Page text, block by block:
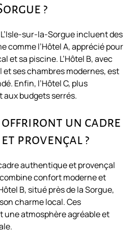
?
sur-la-Sorgue incluent des
comme l’Hôtel A, apprécié pour
et sa piscine. L’Hôtel B, avec
ses chambres modernes, est
Enfin, l’Hôtel C, plus
budgets serrés.
offriront un cadre
provençal ?
authentique et provençal
confort moderne et
B, situé près de la Sorgue,
charme local. Ces
atmosphère agréable et